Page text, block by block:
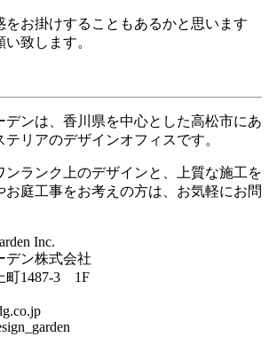
をお掛けすることもあるかと思います
致します。
デンは、香川県を中心とした高松市にあ
リアのデザインオフィスです。
ンランク上のデザインと、上質な施工を
お庭工事をお考えの方は、お気軽にお問
Inc.
デン株式会社
町1487-3 1F